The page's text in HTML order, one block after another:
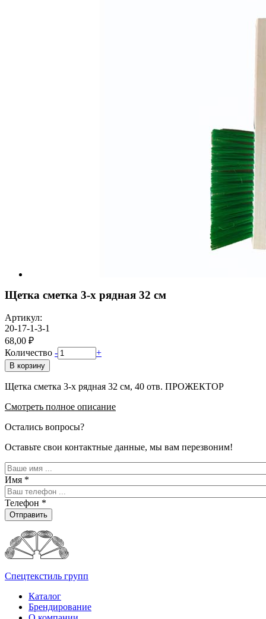
Щетка сметка 3-х рядная 32 см
Артикул:
20-17-1-3-1
68,00 ₽
Количество - +
В корзину
Щетка сметка 3-х рядная 32 см, 40 отв. ПРОЖЕКТОР
Смотреть полное описание
Остались вопросы?
Оставьте свои контактные данные, мы вам перезвоним!
Имя *
Телефон *
Отправить
Спецтекстиль групп
Каталог
Брендирование